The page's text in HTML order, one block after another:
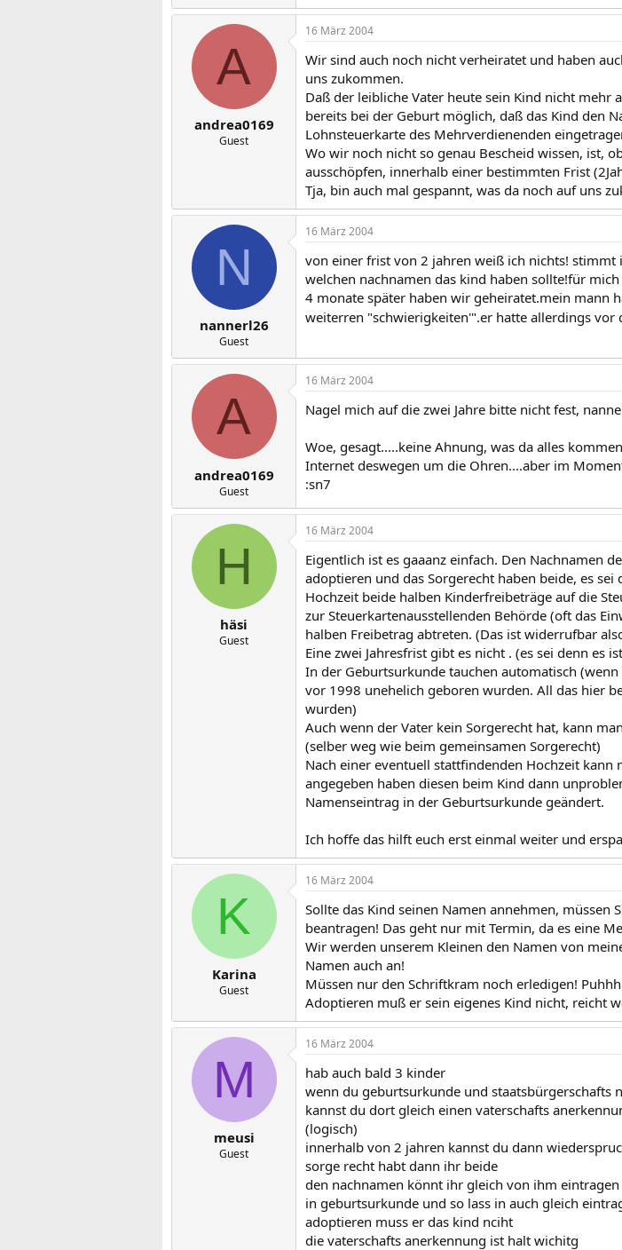
A
andrea0169
Guest
16 März 2004
Wir sind auch noch nicht verheiratet und haben
uns zukommen.
Daß der leibliche Vater heute sein Kind nicht mehr
bereits bei der Geburt möglich, daß das Kind den
Lohnsteuerkarte des Mehrverdienenden
Wo wir noch nicht so genau Bescheid wissen, ist,
ausschöpfen, innerhalb einer bestimmten Frist
Tja, bin auch mal gespannt, was da noch auf uns
N
nannerl26
Guest
16 März 2004
von einer frist von 2 jahren weiß ich nichts!
welchen nachnamen das kind haben sollte!für
4 monate später haben wir geheiratet.mein mann
weiterren "schwierigkeiten'".er hatte allerdings
A
andrea0169
Guest
16 März 2004
Nagel mich auf die zwei Jahre bitte nicht fest,
Woe, gesagt.....keine Ahnung, was da alles
Internet deswegen um die Ohren....aber im
:sn7
H
häsi
Guest
16 März 2004
Eigentlich ist es gaaanz einfach. Den Nachnamen
adoptieren und das Sorgerecht haben beide, es
Hochzeit beide halben Kinderfreibeträge auf die
zur Steuerkartenausstellenden Behörde (oft das
halben Freibetrag abtreten. (Das ist widerrufbar
Eine zwei Jahresfrist gibt es nicht . (es sei denn es
In der Geburtsurkunde tauchen automatisch
vor 1998 unehelich geboren wurden. All das hier
wurden)
Auch wenn der Vater kein Sorgerecht hat, kann
(selber weg wie beim gemeinsamen Sorgerecht)
Nach einer eventuell stattfindenden Hochzeit
angegeben haben diesen beim Kind dann
Namenseintrag in der Geburtsurkunde geändert.
Ich hoffe das hilft euch erst einmal weiter und
K
Karina
Guest
16 März 2004
Sollte das Kind seinen Namen annehmen, müssen
beantragen! Das geht nur mit Termin, da es eine
Wir werden unserem Kleinen den Namen von
Namen auch an!
Müssen nur den Schriftkram noch erledigen!
Adoptieren muß er sein eigenes Kind nicht, reicht
M
meusi
Guest
16 März 2004
hab auch bald 3 kinder
wenn du geburtsurkunde und staatsbürgerschafts
kannst du dort gleich einen vaterschafts
(logisch)
innerhalb von 2 jahren kannst du dann
sorge recht habt dann ihr beide
den nachnamen könnt ihr gleich von ihm
in geburtsurkunde und so lass in auch gleich
adoptieren muss er das kind nciht
die vaterschafts anerkennung ist halt wichitg